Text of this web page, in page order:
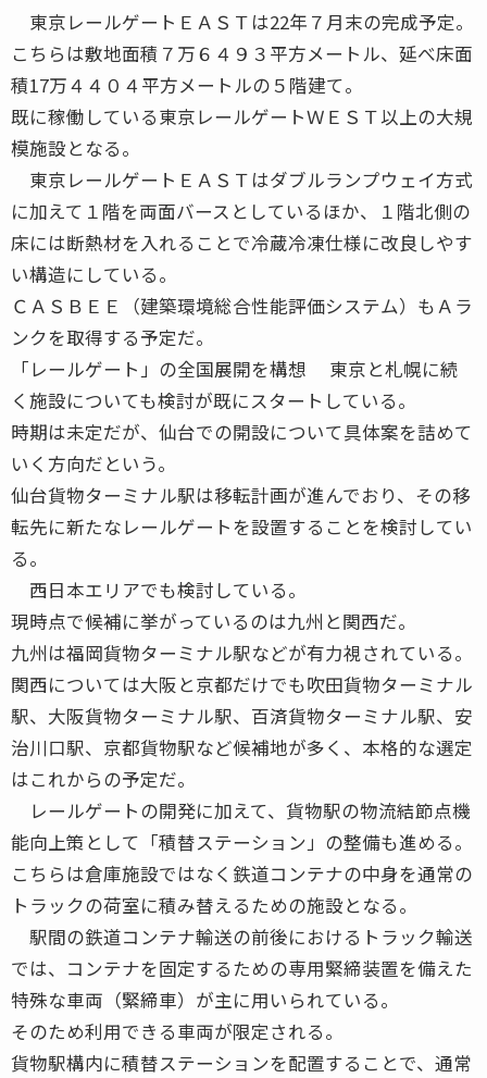
東京レールゲートＥＡＳＴは22年７月末の完成予定。
こちらは敷地面積７万６４９３平方メートル、延べ床面
積17万４４０４平方メートルの５階建て。
既に稼働している東京レールゲートＷＥＳＴ以上の大規
模施設となる。
東京レールゲートＥＡＳＴはダブルランプウェイ方式
に加えて１階を両面バースとしているほか、１階北側の
床には断熱材を入れることで冷蔵冷凍仕様に改良しやす
い構造にしている。
ＣＡＳＢＥＥ（建築環境総合性能評価システム）もＡラ
ンクを取得する予定だ。
「レールゲート」の全国展開を構想 東京と札幌に続
く施設についても検討が既にスタートしている。
時期は未定だが、仙台での開設について具体案を詰めて
いく方向だという。
仙台貨物ターミナル駅は移転計画が進んでおり、その移
転先に新たなレールゲートを設置することを検討してい
る。
西日本エリアでも検討している。
現時点で候補に挙がっているのは九州と関西だ。
九州は福岡貨物ターミナル駅などが有力視されている。
関西については大阪と京都だけでも吹田貨物ターミナル
駅、大阪貨物ターミナル駅、百済貨物ターミナル駅、安
治川口駅、京都貨物駅など候補地が多く、本格的な選定
はこれからの予定だ。
レールゲートの開発に加えて、貨物駅の物流結節点機
能向上策として「積替ステーション」の整備も進める。
こちらは倉庫施設ではなく鉄道コンテナの中身を通常の
トラックの荷室に積み替えるための施設となる。
駅間の鉄道コンテナ輸送の前後におけるトラック輸送
では、コンテナを固定するための専用緊締装置を備えた
特殊な車両（緊締車）が主に用いられている。
そのため利用できる車両が限定される。
貨物駅構内に積替ステーションを配置することで、通常